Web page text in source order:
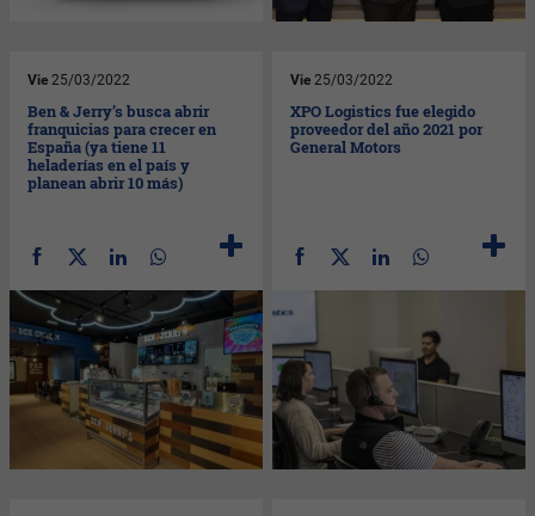
Vie 25/03/2022
Ben & Jerry’s busca abrir
franquicias para crecer en
España (ya tiene 11
heladerías en el país y
planean abrir 10 más)
Vie 25/03/2022
XPO Logistics fue elegido
proveedor del año 2021 por
General Motors